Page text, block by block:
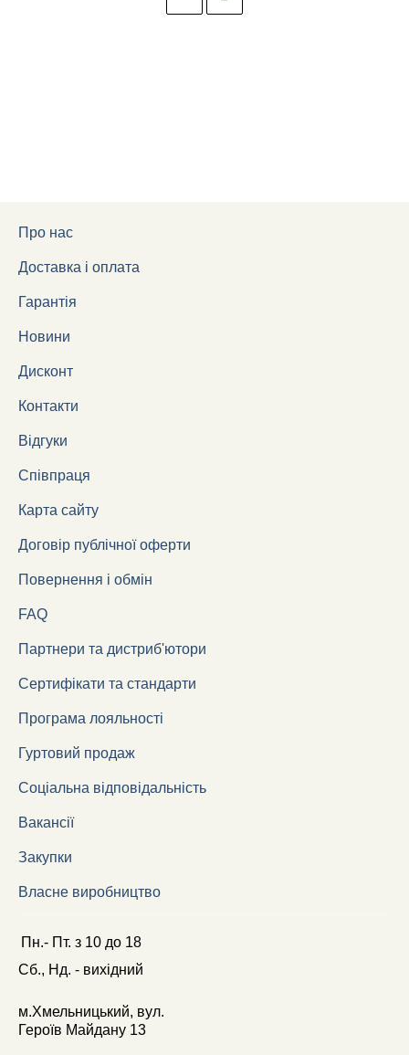
Про нас
Доставка і оплата
Гарантія
Новини
Дисконт
Контакти
Відгуки
Співпраця
Карта сайту
Договір публічної оферти
Повернення і обмін
FAQ
Партнери та дистриб'ютори
Сертифікати та стандарти
Програма лояльності
Гуртовий продаж
Соціальна відповідальність
Вакансії
Закупки
Власне виробництво
Пн.- Пт. з10 до18
Сб., Нд. - вихідний
м.Хмельницький, вул.
Героїв Майдану 13